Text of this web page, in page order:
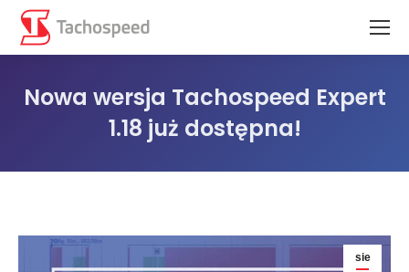
Nowa wersja Tachospeed Expert
1.18 już dostępna!
sie